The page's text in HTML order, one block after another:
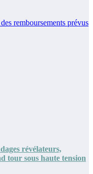
remboursements prévus
révélateurs,
tour sous haute tension